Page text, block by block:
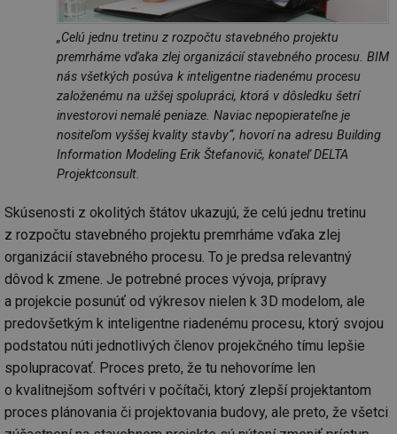
„Celú jednu tretinu z rozpočtu stavebného projektu
premrháme vďaka zlej organizácií stavebného procesu. BIM
nás všetkých posúva k inteligentne riadenému procesu
založenému na užšej spolupráci, ktorá v dôsledku šetrí
investorovi nemalé peniaze. Naviac nepopierateľne je
nositeľom vyššej kvality stavby“, hovorí na adresu Building
Information Modeling Erik Štefanovič, konateľ DELTA
Projektconsult.
Skúsenosti z okolitých štátov ukazujú, že celú jednu tretinu
z rozpočtu stavebného projektu premrháme vďaka zlej
organizácií stavebného procesu. To je predsa relevantný
dôvod k zmene. Je potrebné proces vývoja, prípravy
a projekcie posunúť od výkresov nielen k 3D modelom, ale
predovšetkým k inteligentne riadenému procesu, ktorý svojou
podstatou núti jednotlivých členov projekčného tímu lepšie
spolupracovať. Proces preto, že tu nehovoríme len
o kvalitnejšom softvéri v počítači, ktorý zlepší projektantom
proces plánovania či projektovania budovy, ale preto, že všetci